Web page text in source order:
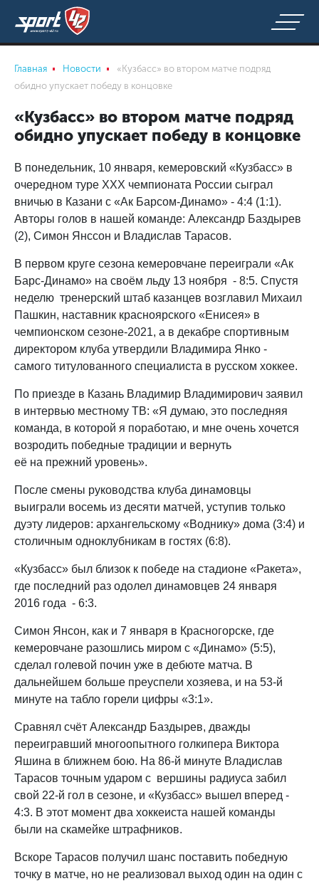
Главная Новости
«Кузбасс» во втором матче подряд
обидно упускает победу в концовке
«Кузбасс» во втором матче подряд
обидно упускает победу в концовке
В понедельник, 10 января, кемеровский «Кузбасс» в
очередном туре XXX чемпионата России сыграл
вничью в Казани с «Ак Барсом-Динамо» - 4:4 (1:1).
Авторы голов в нашей команде: Александр Баздырев
(2), Симон Янссон и Владислав Тарасов.
В первом круге сезона кемеровчане переиграли «Ак
Барс-Динамо» на своём льду 13 ноября - 8:5. Спустя
неделю тренерский штаб казанцев возглавил Михаил
Пашкин, наставник красноярского «Енисея» в
чемпионском сезоне-2021, а в декабре спортивным
директором клуба утвердили Владимира Янко -
самого титулованного специалиста в русском хоккее.
По приезде в Казань Владимир Владимирович заявил
в интервью местному ТВ: «Я думаю, это последняя
команда, в которой я поработаю, и мне очень хочется
возродить победные традиции и вернуть
её на прежний уровень».
После смены руководства клуба динамовцы
выиграли восемь из десяти матчей, уступив только
дуэту лидеров: архангельскому «Воднику» дома (3:4) и
столичным одноклубникам в гостях (6:8).
«Кузбасс» был близок к победе на стадионе «Ракета»,
где последний раз одолел динамовцев 24 января
2016 года - 6:3.
Симон Янсон, как и 7 января в Красногорске, где
кемеровчане разошлись миром с «Динамо» (5:5),
сделал голевой почин уже в дебюте матча. В
дальнейшем больше преуспели хозяева, и на 53-й
минуте на табло горели цифры «3:1».
Сравнял счёт Александр Баздырев, дважды
переигравший многоопытного голкипера Виктора
Яшина в ближнем бою. На 86-й минуте Владислав
Тарасов точным ударом с вершины радиуса забил
свой 22-й гол в сезоне, и «Кузбасс» вышел вперед -
4:3. В этот момент два хоккеиста нашей команды
были на скамейке штрафников.
Вскоре Тарасов получил шанс поставить победную
точку в матче, но не реализовал выход один на один с